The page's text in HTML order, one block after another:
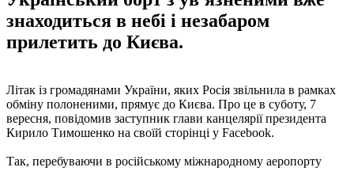
знаходиться в небі і незабаром
прилетить до Києва.
Літак із громадянами України, яких Росія звільнила в рамках
обміну полоненими, прямує до Києва. Про це в суботу, 7
вересня, повідомив заступник глави канцелярії президента
Кирило Тимошенко на своїй сторінці у Facebook.
Так, перебуваючи в російському міжнародному аеропорту